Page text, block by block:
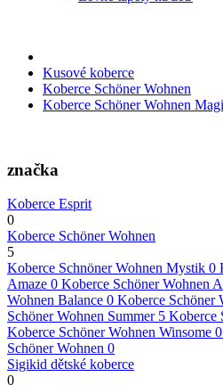
Kusové koberce
Koberce Schöner Wohnen
Koberce Schöner Wohnen
značka
Koberce Esprit
0
Koberce Schöner Wohnen
5
Koberce Schnöner Wohnen Mystik 0
Amaze 0 Koberce Schöner Wohnen
Wohnen Balance 0 Koberce Schöner
Schöner Wohnen Summer 5 Koberce
Koberce Schöner Wohnen Winsome 0
Schöner Wohnen 0
Sigikid dětské koberce
0